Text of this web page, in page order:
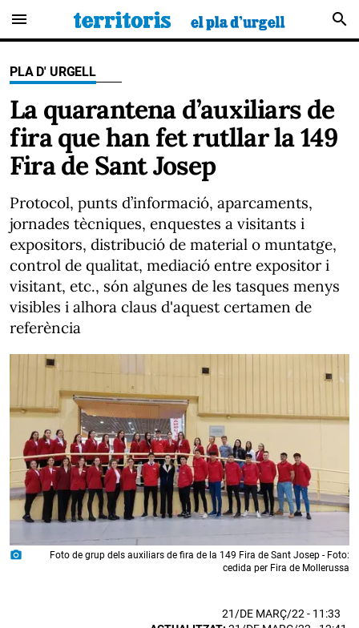
menu search
PLA D' URGELL
La quarantena d’auxiliars de
fira que han fet rutllar la 149
Fira de Sant Josep
Protocol, punts d’informació, aparcaments,
jornades tècniques, enquestes a visitants i
expositors, distribució de material o muntatge,
control de qualitat, mediació entre expositor i
visitant, etc., són algunes de les tasques menys
visibles i alhora claus d'aquest certamen de
referència
photo_camera
Foto de grup dels auxiliars de fira de la 149 Fira de Sant Josep - Foto:
cedida per Fira de Mollerussa
21/DE MARÇ/22 - 11:33